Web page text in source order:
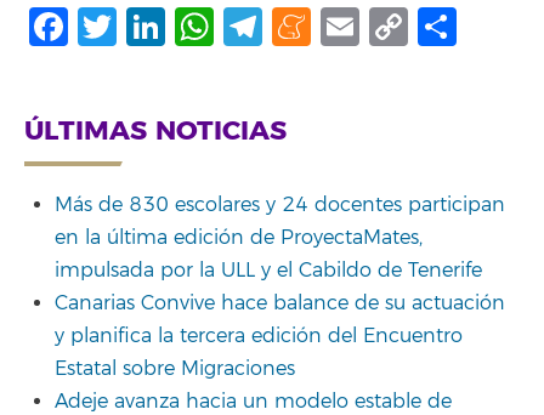
Facebook
Twitter
LinkedIn
WhatsApp
Telegram
Meneame
Email
Copy
ÚLTIMAS NOTICIAS
Más de 830 escolares y 24 docentes participan
en la última edición de ProyectaMates,
impulsada por la ULL y el Cabildo de Tenerife
Canarias Convive hace balance de su actuación
y planifica la tercera edición del Encuentro
Estatal sobre Migraciones
Adeje avanza hacia un modelo estable de